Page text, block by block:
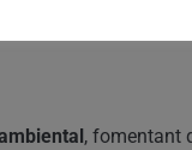
, fomentant